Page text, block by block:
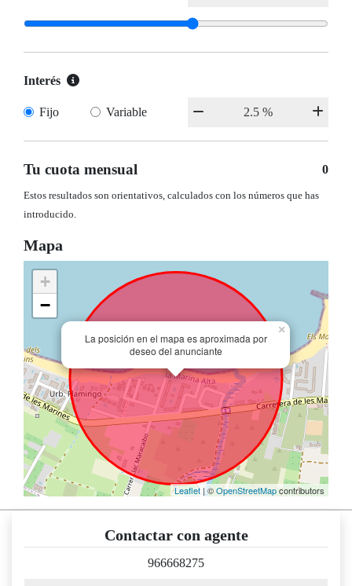
Interés
Fijo Variable
Tu cuota mensual 0
Estos resultados son orientativos, calculados con los números que has
introducido.
Mapa
La posición en el mapa es aproximada por
deseo del anunciante
×
+
−
Leaflet | ©OpenStreetMapcontributors
Contactar con agente
966668275